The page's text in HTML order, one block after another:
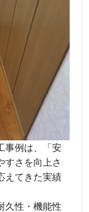
事例は、「安
すさを向上さ
えてきた実績
久性・機能性